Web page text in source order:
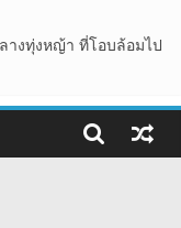
างทุ่งหญ้า ที่โอบล้อมไป
ชิงธรรมชาติ ที่น่าแวะ
วทะเลหมอก จังหวัด